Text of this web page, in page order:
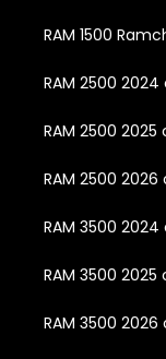
RAM 1500
RAM 2500
RAM 2500
RAM 2500
RAM 3500
RAM 3500
RAM 3500